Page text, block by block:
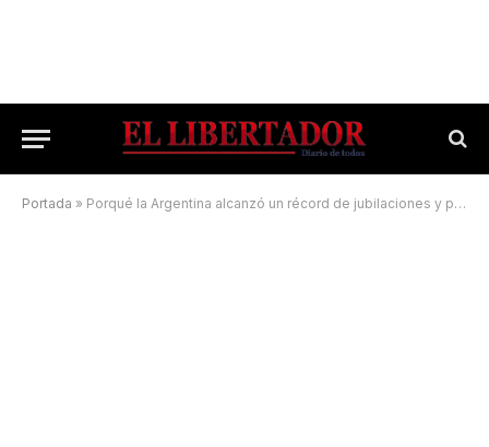
Portada » Porqué la Argentina alcanzó un récord de jubilaciones y pensiones